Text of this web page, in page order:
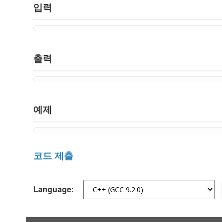
입력
출력
예제
코드 제출
Language: